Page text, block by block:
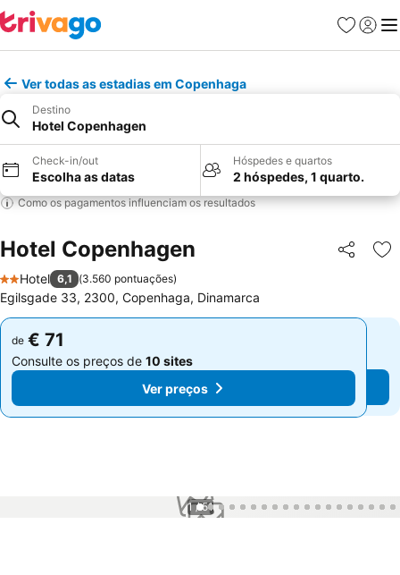
Favoritos
Iniciar
Ver todas as estadias em Copenhaga
Destino
Hotel Copenhagen
Check-in/out
Escolha as datas
Hóspedes e quartos
2 hóspedes, 1 quarto.
Como os pagamentos influenciam os resultados
Hotel Copenhagen Partilhar
2 Estrelas
Hotel 6,1 (3.560 pontuações)
Egilsgade 33, 2300, Copenhaga, Dinamarca
de € 71
Consulte os preços de 10 sites
Ver preços
de € 71
Consulte os preços de 10 sites
Ver preços
1 / 51